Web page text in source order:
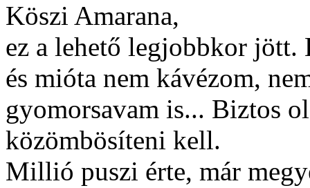
Köszi Amarana,
ez a lehető legjobbkor jött.
és mióta nem kávézom,
gyomorsavam is... Biztos
közömbösíteni kell.
Millió puszi érte, már